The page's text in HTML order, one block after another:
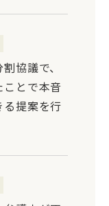
協議で、
とで本音
提案を行